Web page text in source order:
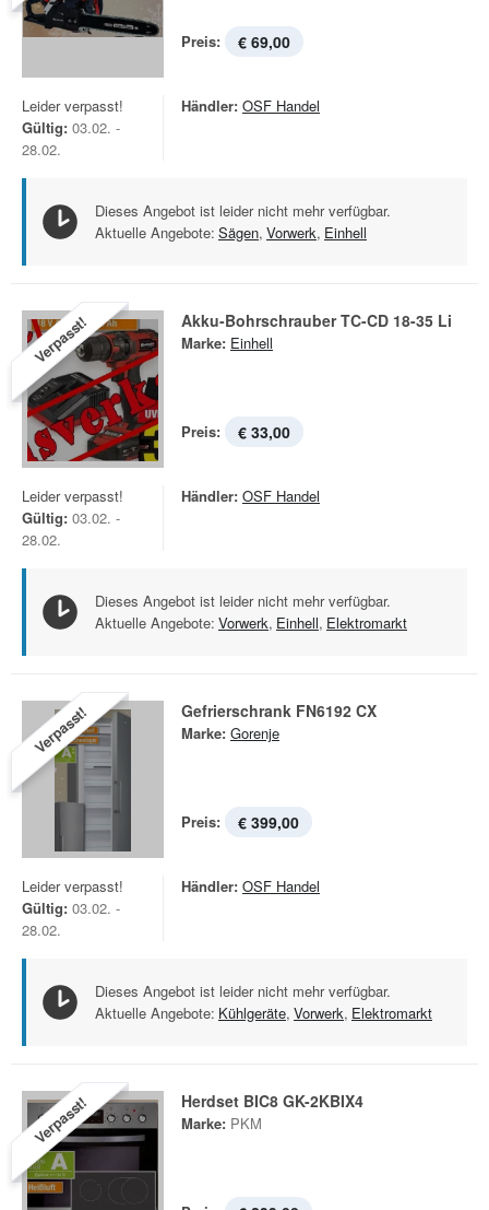
Preis: € 69,00
Leider verpasst!
Gültig: 03.02. -
28.02.
Händler: OSF Handel
Dieses Angebot ist leider nicht mehr verfügbar.
Aktuelle Angebote: Sägen, Vorwerk, Einhell
Verpasst! Akku-Bohrschrauber TC-CD 18-35 Li
Marke: Einhell
Preis: € 33,00
Leider verpasst!
Gültig: 03.02. -
28.02.
Händler: OSF Handel
Dieses Angebot ist leider nicht mehr verfügbar.
Aktuelle Angebote: Vorwerk, Einhell, Elektromarkt
Verpasst! Gefrierschrank FN6192 CX
Marke: Gorenje
Preis: € 399,00
Leider verpasst!
Gültig: 03.02. -
28.02.
Händler: OSF Handel
Dieses Angebot ist leider nicht mehr verfügbar.
Aktuelle Angebote: Kühlgeräte, Vorwerk, Elektromarkt
Verpasst! Herdset BIC8 GK-2KBIX4
Marke: PKM